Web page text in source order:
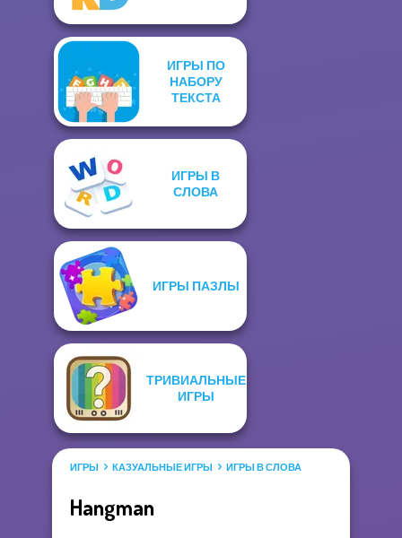
ИГРЫ ПО
НАБОРУ
ТЕКСТА
ИГРЫ В
СЛОВА
ИГРЫ ПАЗЛЫ
ТРИВИАЛЬНЫЕ
ИГРЫ
ИГРЫ КАЗУАЛЬНЫЕ ИГРЫ ИГРЫ В СЛОВА
Hangman